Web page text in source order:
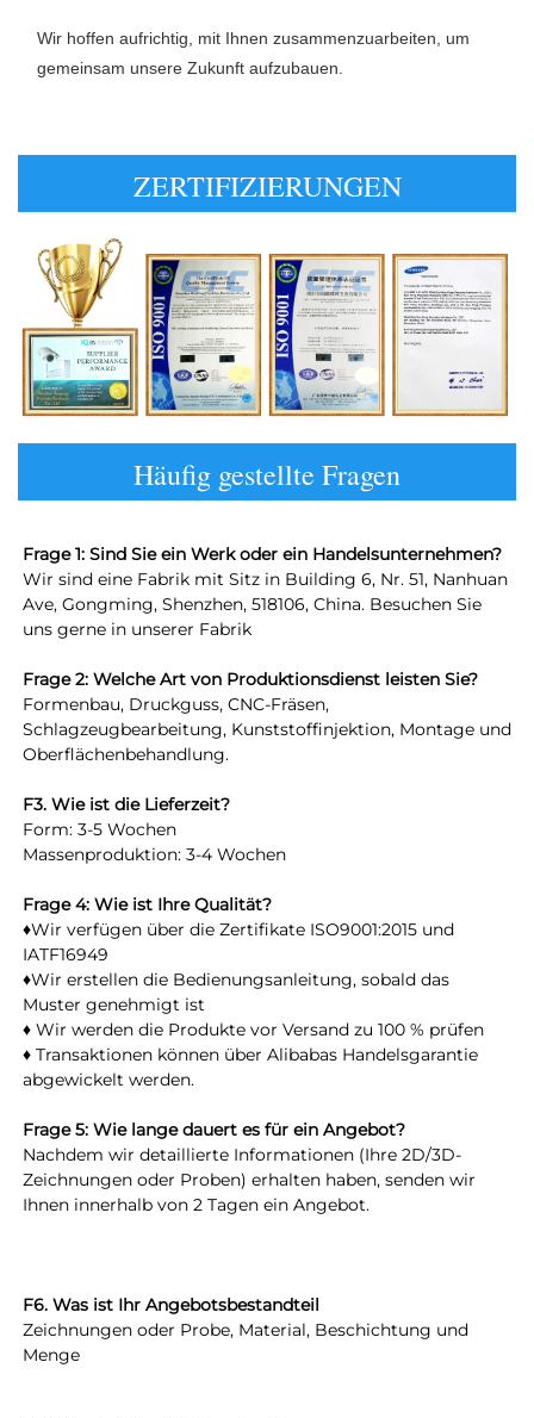
Wir hoffen aufrichtig, mit Ihnen zusammenzuarbeiten, um
gemeinsam unsere Zukunft aufzubauen.
ZERTIFIZIERUNGEN
Häufig gestellte Fragen
Frage 1: Sind Sie ein Werk oder ein Handelsunternehmen?
Wir sind eine Fabrik mit Sitz in Building 6, Nr. 51, Nanhuan
Ave, Gongming, Shenzhen, 518106, China. Besuchen Sie
uns gerne in unserer Fabrik
Frage 2: Welche Art von Produktionsdienst leisten Sie?
Formenbau, Druckguss, CNC-Fräsen,
Schlagzeugbearbeitung, Kunststoffinjektion, Montage und
Oberflächenbehandlung.
F3. Wie ist die Lieferzeit?
Form: 3-5 Wochen
Massenproduktion: 3-4 Wochen
Frage 4: Wie ist Ihre Qualität?
♦Wir verfügen über die Zertifikate ISO9001:2015 und
IATF16949
♦Wir erstellen die Bedienungsanleitung, sobald das
Muster genehmigt ist
♦ Wir werden die Produkte vor Versand zu 100 % prüfen
♦ Transaktionen können über Alibabas Handelsgarantie
abgewickelt werden.
Frage 5: Wie lange dauert es für ein Angebot?
Nachdem wir detaillierte Informationen (Ihre 2D/3D-
Zeichnungen oder Proben) erhalten haben, senden wir
Ihnen innerhalb von 2 Tagen ein Angebot.
F6. Was ist Ihr Angebotsbestandteil
Zeichnungen oder Probe, Material, Beschichtung und
Menge